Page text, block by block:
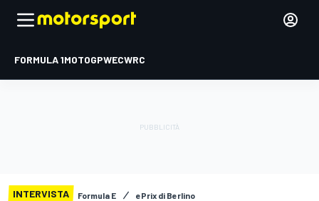
FORMULA 1MOTOGPWECWRC
INTERVISTA Formula E ePrix di Berlino